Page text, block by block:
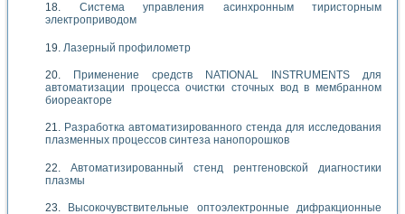
Система управления асинхронным тиристорным
электроприводом
Лазерный профилометр
Применение средств NATIONAL INSTRUMENTS для
автоматизации процесса очистки сточных вод в мембранном
биореакторе
Разработка автоматизированного стенда для исследования
плазменных процессов синтеза нанопорошков
Автоматизированный стенд рентгеновской диагностики
плазмы
Высокочувствительные оптоэлектронные дифракционные